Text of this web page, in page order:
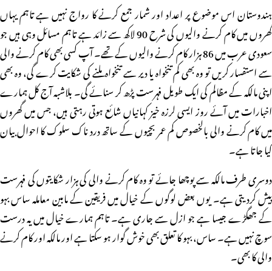
ہندوستان اس موضوع پر اعداد اور شمار جمع کرنے کا رواج نہیں ہے تاہم یہاں
گھروں میں کام کرنے والیوں کی شرح 90 لاکھ سے زائد ہے تاہم مسائل وہی ہیں جو
سعودی عرب میں 86 ہزار کام کرنے والیوں کے تھے۔ آپ کسی بھی کام کرنے والی
سے استفسار کریں تو وہ بھی کم تنخواہ یا دیر سے تنخواہ ملنے کی شکایت کرے گی، وہ بھی
اپنی مالکہ کے مظالم کی ایک طویل فہرست پڑھ کر سنائے گی۔ بلاشبہ آج کل ہمارے
اخبارات میں آئے روز ایسی لرزہ خیز کہانیاں شائع ہوتی رہتی ہیں، جس میں گھروں
میں کام کرنے والی بالخصوص کم عمر بچیوں کے ساتھ درد ناک سلوک کا احوال بیان
کیا جاتا ہے۔
دوسری طرف مالکہ سے پوچھا جائے تو وہ کام کرنے والی کی ہزار شکایتوں کی فہرست
پیش کردیتی ہے۔ یوں بعض لوگوں کے خیال میں فریقین کے مابین معاملہ ساس بہو
کے جھگڑے جیسا ہے جو ازل سے جاری ہے۔ تاہم ہمارے خیال میں یہ درست
سوچ نہیں ہے۔ ساس، بہو کا تعلق بھی خوش گوار ہو سکتا ہے اور مالکہ اور کام کرنے
والی کا بھی۔